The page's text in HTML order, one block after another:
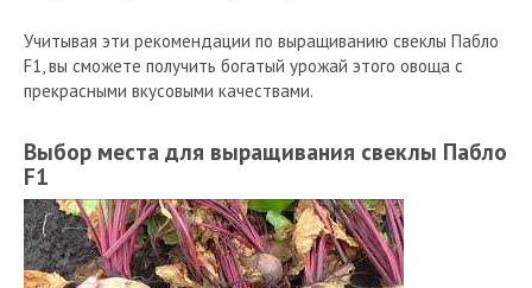
Учитывая эти рекомендации по выращиванию свеклы Пабло
F1, вы сможете получить богатый урожай этого овоща с
прекрасными вкусовыми качествами.
Выбор места для выращивания свеклы Пабло
F1